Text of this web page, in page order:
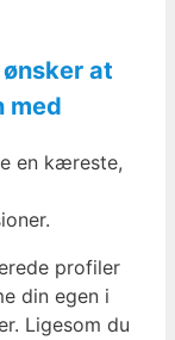
at
med
en kæreste,
profiler
din egen i
Ligesom du